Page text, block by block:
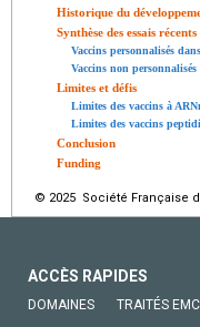
Historique du
Synthèse des essais récents
Vaccins personnalisés
Vaccins non
Limites et défis
Limites des vaccins à
Limites des vaccins
Conclusion
Funding
© 2025 Société Française
ACCÈS RAPIDES
DOMAINES TRAITÉS EMC